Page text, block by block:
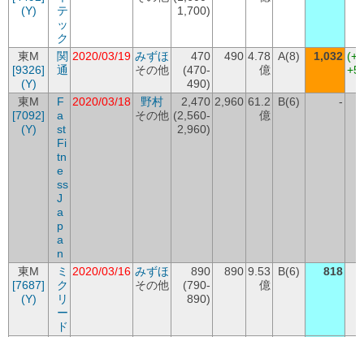
(Y)
テ
ッ
ク
1,700)
東M
[9326]
(Y)
関
通
2020/03/19 みずほ
その他
470
(470-
490)
490 4.78
億
A(8) 1,032
東M
[7092]
(Y)
F
a
st
Fi
tn
e
ss
J
a
p
a
n
2020/03/18
野村
その他
2,470
(2,560-
2,960)
2,960 61.2
億
B(6) -
東M
[7687]
(Y)
ミ
ク
リ
ー
ド
2020/03/16 みずほ
その他
890
(790-
890)
890 9.53
億
B(6) 818